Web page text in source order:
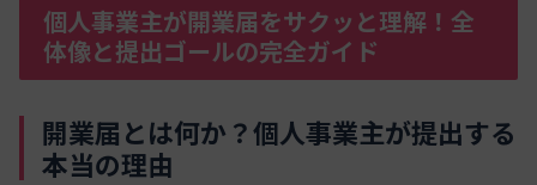
個人事業主が開業届をサクッと理解！全
体像と提出ゴールの完全ガイド
開業届とは何か？個人事業主が提出する
本当の理由